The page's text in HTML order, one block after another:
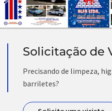
Solicitação de
Precisando de limpeza,
barriletes?